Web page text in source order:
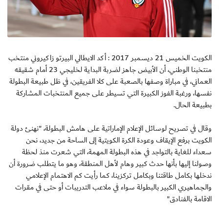
الكويت الخميس 21 ديسمبر 2017 : أكد الايطالي البيرتو زاكيروني منتخب
منتخبنا الوطني، أن الأبيض جاهز لضربة البداية لخليجي 23 أمام شقيقه
العماني، في مباراة وصفها بالصعبة على كلا الفريقين، في ظل طبيعة البطولة
نفسها، ورغبة الفوز الكبيرة التي تسيطر على جميع المنتخبات المشاركة
بطبيعة الحال.
وقال في تصريح لوسائل الإعلام الإماراتية على هامش البطولة، "نهنئ دولة
الكويت برفع الإيقاف وعودة الكرة الكويتية إلى الساحة من جديد، نحن
سعداء للغاية بالتواجد في هذه البطولة المهمة، التي شعرت منذ لحظة
وصولنا إليها بأنها حدث كبير وهام لأهل المنطقة، وهو ما يتطلب ضرورة أن
ندخلها بكامل طاقتنا وبكامل تركزينا، كما رأيت كم الاهتمام الإعلامي
والجماهيري الكبير بالبطولة سواء في ملاعب التدريبات أو حتى في مقرات
الاقامة بالفنادق"